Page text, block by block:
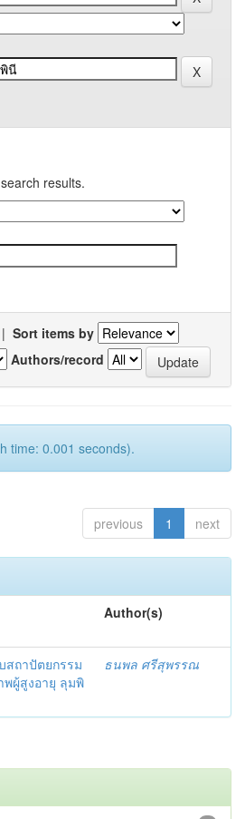
results.
| Sort items by
Authors/record
time: 0.001 seconds).
previous 1 next
Author(s)
สถาปัตยกรรม
ผู้สูงอายุ ลุมพิ
ธนพล ศรีสุพรรณ